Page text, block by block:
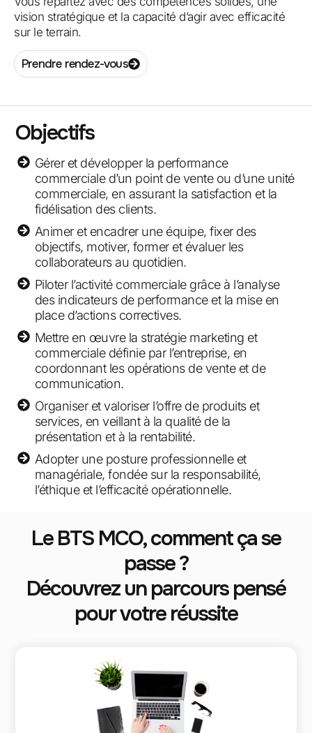
vision stratégique et la capacité d’agir avec efficacité
sur le terrain.
Prendre rendez-vous
Objectifs
Gérer et développer la performance
commerciale d’un point de vente ou d’une unité
commerciale, en assurant la satisfaction et la
fidélisation des clients.
Animer et encadrer une équipe, fixer des
objectifs, motiver, former et évaluer les
collaborateurs au quotidien.
Piloter l’activité commerciale grâce à l’analyse
des indicateurs de performance et la mise en
place d’actions correctives.
Mettre en œuvre la stratégie marketing et
commerciale définie par l’entreprise, en
coordonnant les opérations de vente et de
communication.
Organiser et valoriser l’offre de produits et
services, en veillant à la qualité de la
présentation et à la rentabilité.
Adopter une posture professionnelle et
managériale, fondée sur la responsabilité,
l’éthique et l’efficacité opérationnelle.
Le BTS MCO, comment ça se
passe ?
Découvrez un parcourspensé
pour votre réussite